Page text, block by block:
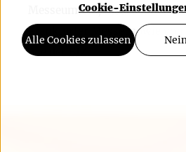
Cookie-
Alle Cookies zulassen
Messeumfeld, insbesondere
Frankfurter Messe, sowie
wie der BIZ.